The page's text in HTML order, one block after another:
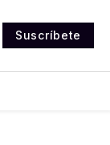
Suscríbete